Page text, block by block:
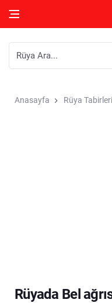
Anasayfa Rüya Tabirleri
Rüyada Bel